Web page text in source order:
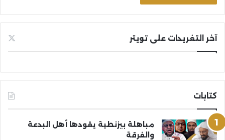
آخر التغريدات على تويتر
كتابات
مباهلة بيزنطية يقودها أهل البدعة
والفرقة